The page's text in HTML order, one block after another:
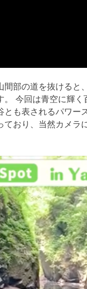
部の道を抜けると
今回は青空に輝
とも表されるパワー
おり、当然カメラ